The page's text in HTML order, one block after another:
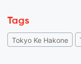
Tags
Tokyo Ke Hakone